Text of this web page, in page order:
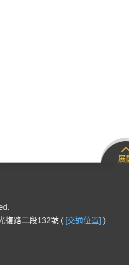
展
復路二段132號 ( [交通位置] )